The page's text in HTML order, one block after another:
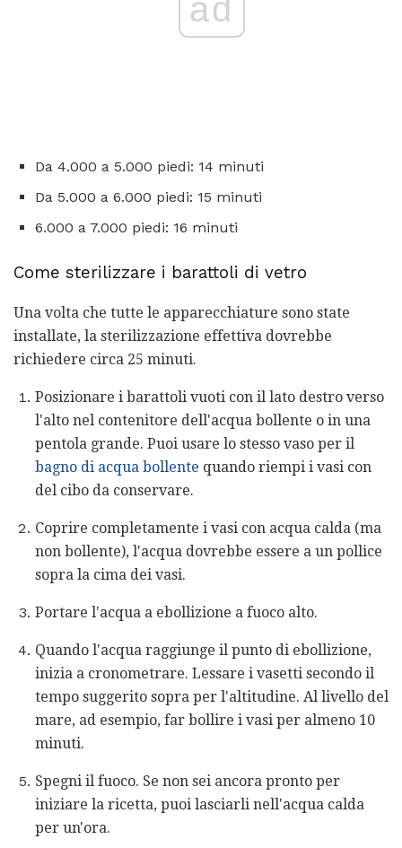
ad
Da 4.000 a 5.000 piedi: 14 minuti
Da 5.000 a 6.000 piedi: 15 minuti
6.000 a 7.000 piedi: 16 minuti
Come sterilizzare i barattoli di vetro
Una volta che tutte le apparecchiature sono state
installate, la sterilizzazione effettiva dovrebbe
richiedere circa 25 minuti.
Posizionare i barattoli vuoti con il lato destro verso
l'alto nel contenitore dell'acqua bollente o in una
pentola grande. Puoi usare lo stesso vaso per il
bagno di acqua bollente quando riempi i vasi con
del cibo da conservare.
Coprire completamente i vasi con acqua calda (ma
non bollente), l'acqua dovrebbe essere a un pollice
sopra la cima dei vasi.
Portare l'acqua a ebollizione a fuoco alto.
Quando l'acqua raggiunge il punto di ebollizione,
inizia a cronometrare. Lessare i vasetti secondo il
tempo suggerito sopra per l'altitudine. Al livello del
mare, ad esempio, far bollire i vasi per almeno 10
minuti.
Spegni il fuoco. Se non sei ancora pronto per
iniziare la ricetta, puoi lasciarli nell'acqua calda
per un'ora.